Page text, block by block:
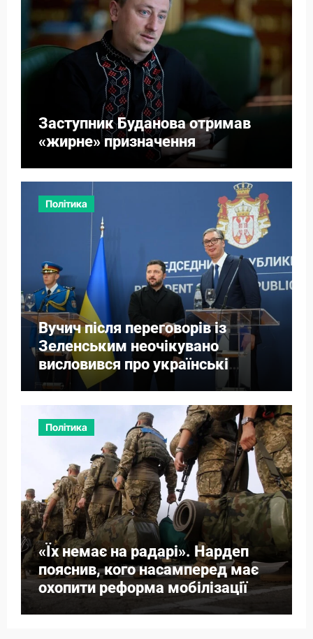
Заступник Буданова отримав
«жирне» призначення
Політика
Вучич після переговорів із
Зеленським неочікувано
висловився про українські
території
Політика
«Їх немає на радарі». Нардеп
пояснив, кого насамперед має
охопити реформа мобілізації